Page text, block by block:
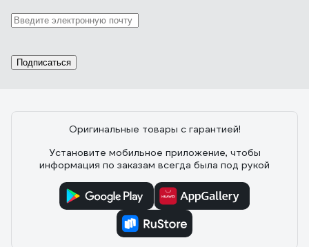
Подписаться
Оригинальные товары с гарантией!
Установите мобильное приложение, чтобы
информация по заказам всегда была под рукой